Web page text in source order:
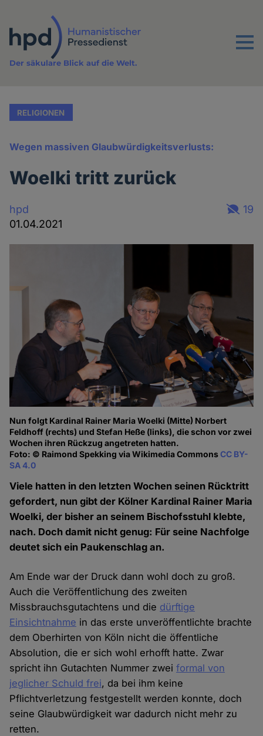
Inhalt
Menu
Der säkulare Blick auf die Welt.
RELIGIONEN
Wegen massiven Glaubwürdigkeitsverlusts:
Woelki tritt zurück
hpd
01.04.2021
19
Nun folgt Kardinal Rainer Maria Woelki (Mitte) Norbert
Feldhoff (rechts) und Stefan Heße (links), die schon vor zwei
Wochen ihren Rückzug angetreten hatten.
Foto: © Raimond Spekking via Wikimedia CommonsCC BY-
SA 4.0
Viele hatten in den letzten Wochen seinen Rücktritt
gefordert, nun gibt der Kölner Kardinal Rainer Maria
Woelki, der bisher an seinem Bischofsstuhl klebte,
nach. Doch damit nicht genug: Für seine Nachfolge
deutet sich ein Paukenschlag an.
Am Ende war der Druck dann wohl doch zu groß.
Auch die Veröffentlichung des zweiten
Missbrauchsgutachtens und die dürftige
Einsichtnahme in das erste unveröffentlichte brachte
dem Oberhirten von Köln nicht die öffentliche
Absolution, die er sich wohl erhofft hatte. Zwar
spricht ihn Gutachten Nummer zweiformal von
jeglicher Schuld frei, da bei ihm keine
Pflichtverletzung festgestellt werden konnte, doch
seine Glaubwürdigkeit war dadurch nicht mehr zu
retten.